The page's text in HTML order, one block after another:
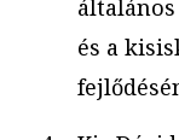
és a